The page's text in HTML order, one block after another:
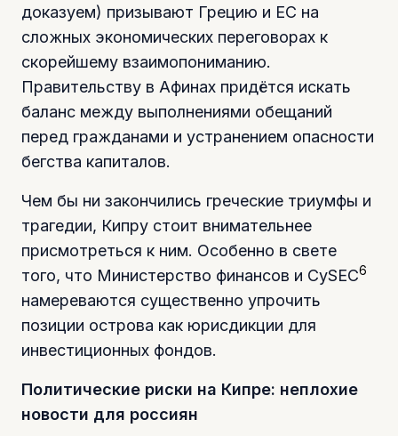
доказуем) призывают Грецию и ЕС на
сложных экономических переговорах к
скорейшему взаимопониманию.
Правительству в Афинах придётся искать
баланс между выполнениями обещаний
перед гражданами и устранением опасности
бегства капиталов.
Чем бы ни закончились греческие триумфы и
трагедии, Кипру стоит внимательнее
присмотреться к ним. Особенно в свете
того, что Министерство финансов и CySEC6
намереваются существенно упрочить
позиции острова как юрисдикции для
инвестиционных фондов.
Политические риски на Кипре: неплохие
новости для россиян